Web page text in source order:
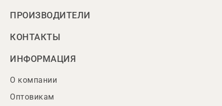
ПРОИЗВОДИТЕЛИ
КОНТАКТЫ
ИНФОРМАЦИЯ
О компании
Оптовикам